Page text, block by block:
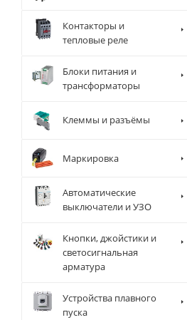
Контакторы и
тепловые реле
Блоки питания и
трансформаторы
Клеммы и разъёмы
Маркировка
Автоматические
выключатели и УЗО
Кнопки, джойстики и
светосигнальная
арматура
Устройства плавного
пуска